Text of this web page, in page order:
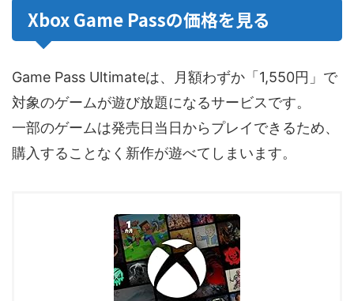
Xbox Game Passの価格を見る
Game Pass Ultimateは、月額わずか「1,550円」で
対象のゲームが遊び放題になるサービスです。
一部のゲームは発売日当日からプレイできるため、
購入することなく新作が遊べてしまいます。